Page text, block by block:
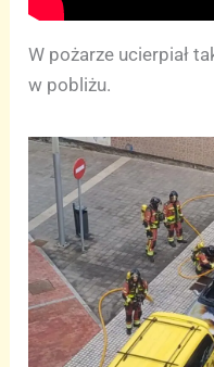
W pożarze ucierpiał
w pobliżu.